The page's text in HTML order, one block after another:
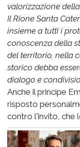
valorizzazione
Il Rione Santa
insieme a tutti i
conoscenza della
del territorio, nella
storico debba
dialogo e
Anche il principe
risposto
contro l'invito, che